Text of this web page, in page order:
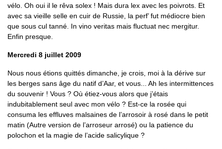
vélo. Oh oui il le rêva solex ! Mais dura lex avec les poivrots. Et
avec sa vieille selle en cuir de Russie, la perf’ fut médiocre bien
que sous cul tanné. In vino veritas mais fluctuat nec mergitur.
Enfin presque.
Mercredi 8 juillet 2009
Nous nous étions quittés dimanche, je crois, moi à la dérive sur
les berges sans âge du natif d’Aar, et vous... Ah les intermittences
du souvenir ! Vous ? Où étiez-vous alors que j’étais
indubitablement seul avec mon vélo ? Est-ce la rosée qui
consuma les effluves malsaines de l’arrosoir à rosé dans le petit
matin (Autre version de l’arroseur arrosé) ou la patience du
polochon et la magie de l’acide salicylique ?